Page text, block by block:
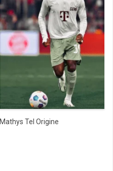
Mathys Tel Origine